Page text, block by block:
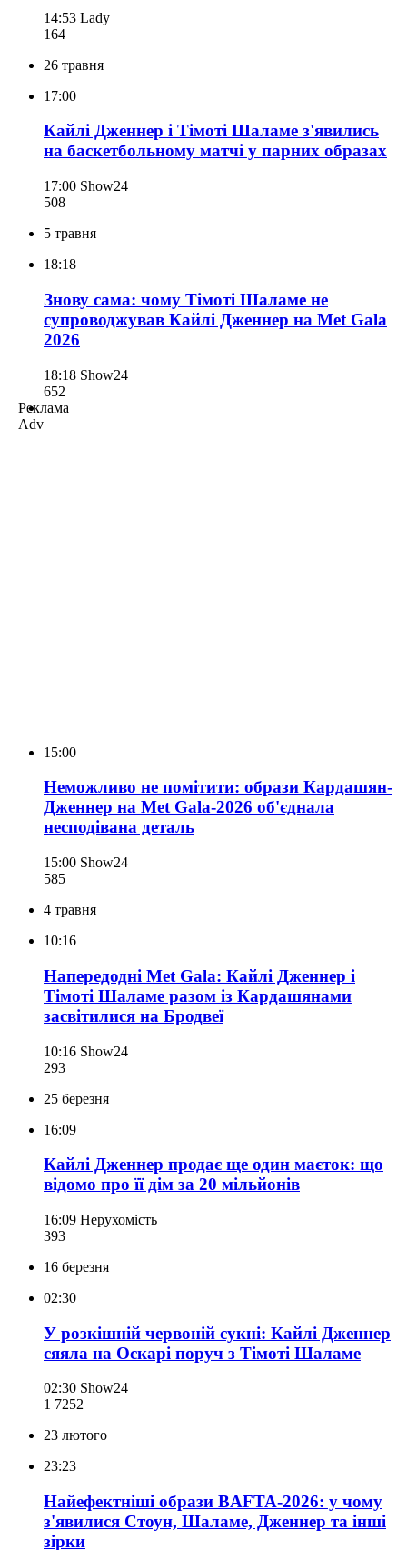
14:53 Lady
164
26 травня
17:00
Кайлі Дженнер і Тімоті Шаламе з'явились
на баскетбольному матчі у парних образах
17:00 Show24
508
5 травня
18:18
Знову сама: чому Тімоті Шаламе не
супроводжував Кайлі Дженнер на Met Gala
2026
18:18 Show24
652
Реклама
Adv
15:00
Неможливо не помітити: образи Кардашян-
Дженнер на Met Gala-2026 об'єднала
несподівана деталь
15:00 Show24
585
4 травня
10:16
Напередодні Met Gala: Кайлі Дженнер і
Тімоті Шаламе разом із Кардашянами
засвітилися на Бродвеї
10:16 Show24
293
25 березня
16:09
Кайлі Дженнер продає ще один маєток: що
відомо про її дім за 20 мільйонів
16:09 Нерухомість
393
16 березня
02:30
У розкішній червоній сукні: Кайлі Дженнер
сяяла на Оскарі поруч з Тімоті Шаламе
02:30 Show24
1 7252
23 лютого
23:23
Найефектніші образи BAFTA-2026: у чому
з'явилися Стоун, Шаламе, Дженнер та інші
зірки